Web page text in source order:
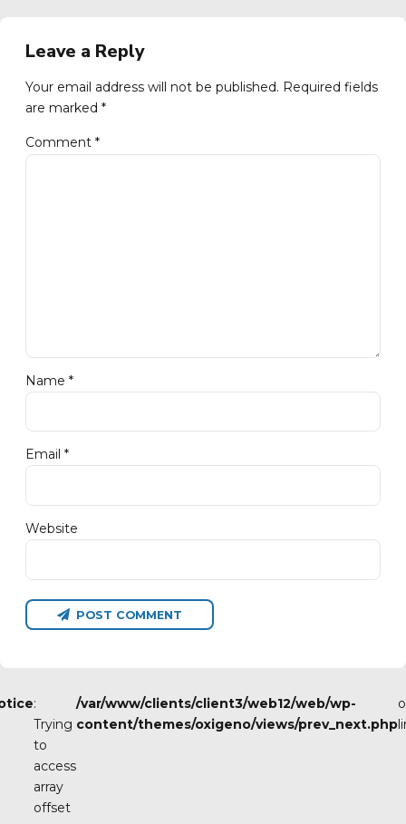
Leave a Reply
Your email address will not be published. Required fields
are marked *
Comment *
Name *
Email *
Website
POST COMMENT
:
Trying
to
access
array
offset
/var/www/clients/client3/web12/web/wp-
content/themes/oxigeno/views/prev_next.php